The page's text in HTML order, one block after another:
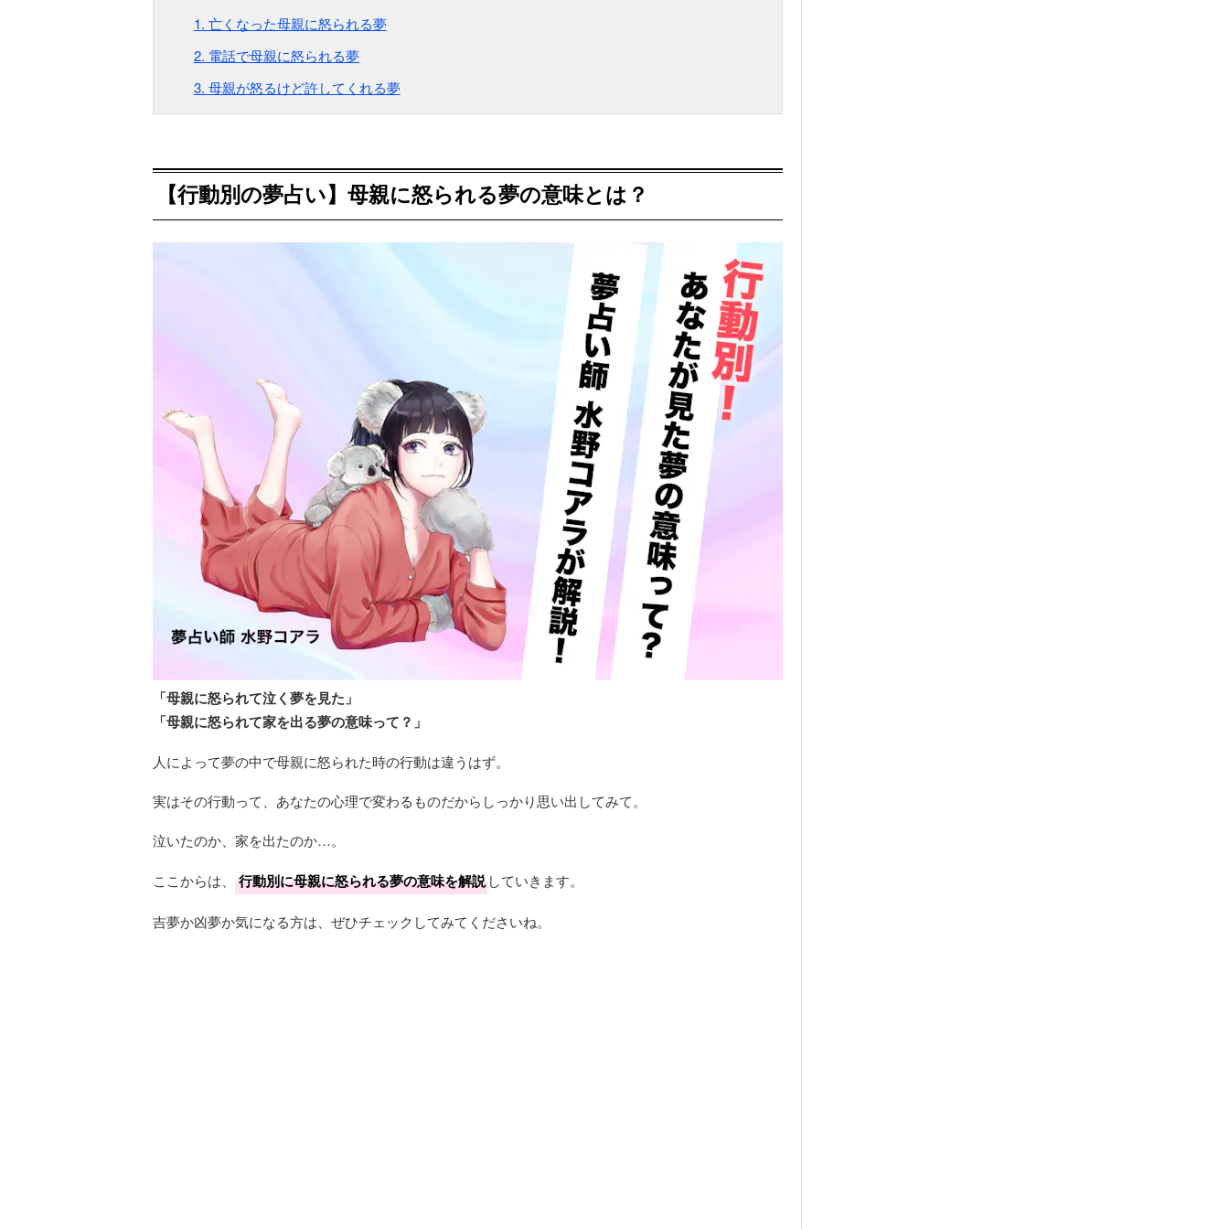
1. 亡くなった母親に怒られる夢
2. 電話で母親に怒られる夢
3. 母親が怒るけど許してくれる夢
【行動別の夢占い】母親に怒られる夢の意味とは？
「母親に怒られて泣く夢を見た」
「母親に怒られて家を出る夢の意味って？」
人によって夢の中で母親に怒られた時の行動は違うはず。
実はその行動って、あなたの心理で変わるものだからしっかり思い出してみて。
泣いたのか、家を出たのか…。
ここからは、 行動別に母親に怒られる夢の意味を解説 していきます。
吉夢か凶夢か気になる方は、ぜひチェックしてみてくださいね。